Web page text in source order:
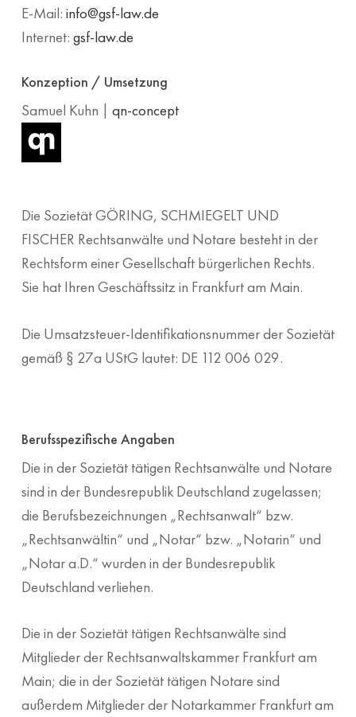
E-Mail: info@gsf-law.de
Internet: gsf-law.de
Konzeption / Umsetzung
Samuel Kuhn | qn-concept
Die Sozietät GÖRING, SCHMIEGELT UND
FISCHER Rechtsanwälte und Notare besteht in der
Rechtsform einer Gesellschaft bürgerlichen Rechts.
Sie hat Ihren Geschäftssitz in Frankfurt am Main.
Die Umsatzsteuer-Identifikationsnummer der Sozietät
gemäß § 27a UStG lautet: DE 112 006 029.
Berufsspezifische Angaben
Die in der Sozietät tätigen Rechtsanwälte und Notare
sind in der Bundesrepublik Deutschland zugelassen;
die Berufsbezeichnungen „Rechtsanwalt“ bzw.
„Rechtsanwältin“ und „Notar“ bzw. „Notarin“ und
„Notar a.D.“ wurden in der Bundesrepublik
Deutschland verliehen.
Die in der Sozietät tätigen Rechtsanwälte sind
Mitglieder der Rechtsanwaltskammer Frankfurt am
Main; die in der Sozietät tätigen Notare sind
außerdem Mitglieder der Notarkammer Frankfurt am